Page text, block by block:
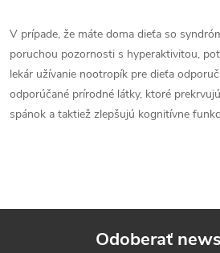
V prípade, že máte doma dieťa so
poruchou pozornosti s hyperaktivitou,
lekár užívanie nootropík pre dieťa
odporúčané prírodné látky, ktoré
spánok a taktiež zlepšujú kognitívne
Odoberať